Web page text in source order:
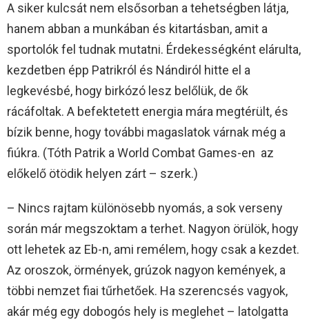
A siker kulcsát nem elsősorban a tehetségben látja,
hanem abban a munkában és kitartásban, amit a
sportolók fel tudnak mutatni. Érdekességként elárulta,
kezdetben épp Patrikról és Nándiról hitte el a
legkevésbé, hogy birkózó lesz belőlük, de ők
rácáfoltak. A befektetett energia mára megtérült, és
bízik benne, hogy további magaslatok várnak még a
fiúkra. (Tóth Patrik a World Combat Games-en az
előkelő ötödik helyen zárt – szerk.)
– Nincs rajtam különösebb nyomás, a sok verseny
során már megszoktam a terhet. Nagyon örülök, hogy
ott lehetek az Eb-n, ami remélem, hogy csak a kezdet.
Az oroszok, örmények, grúzok nagyon kemények, a
többi nemzet fiai tűrhetőek. Ha szerencsés vagyok,
akár még egy dobogós hely is meglehet – latolgatta